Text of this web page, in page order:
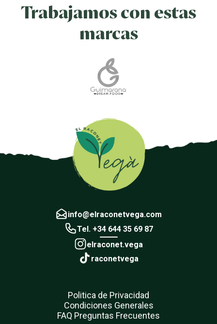
Trabajamos con estas
marcas
info@elraconetvega.com
Tel. +34 644 35 69 87
elraconet.vega
raconetvega
Politica de Privacidad
Condiciones Generales
FAQ Preguntas Frecuentes